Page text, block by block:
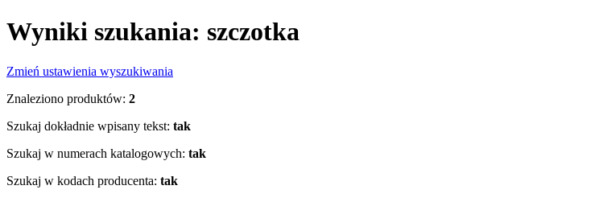
Wyniki szukania: szczotka
Zmień ustawienia wyszukiwania
Znaleziono produktów: 2
Szukaj dokładnie wpisany tekst: tak
Szukaj w numerach katalogowych: tak
Szukaj w kodach producenta: tak